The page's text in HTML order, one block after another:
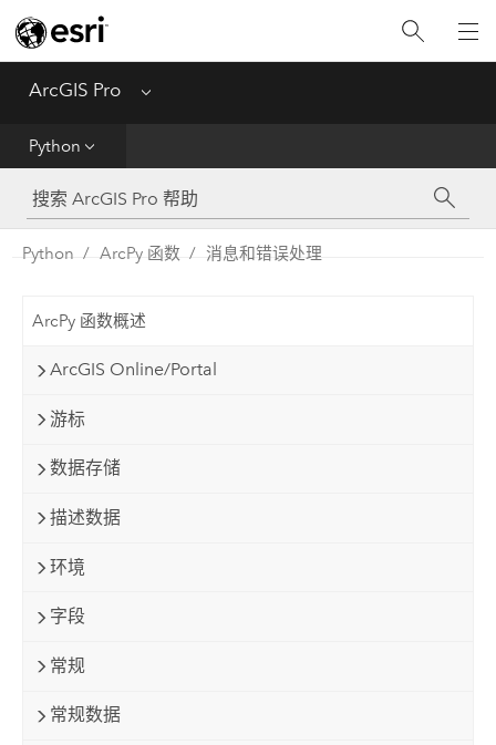
ArcGIS Pro Menu
Python
工具参考
Python
Python ArcPy 函数 消息和错误处理
ArcPy 函数概述
ArcGIS Online/Portal
游标
数据存储
描述数据
环境
字段
常规
常规数据